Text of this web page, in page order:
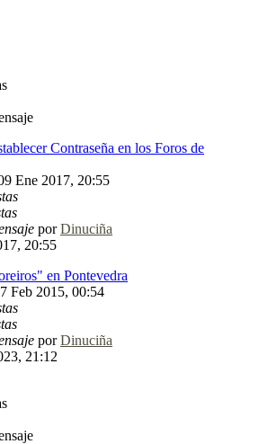
Contraseña en los Foros de
Ene 2017, 20:55
porDinuciña
20:55
en Pontevedra
Feb 2015, 00:54
porDinuciña
21:12